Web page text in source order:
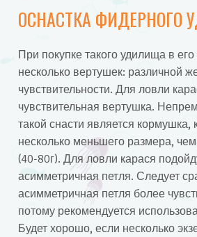
ОСНАСТКА ФИДЕРНОГО
При покупке такого удилища в
несколько вертушек: различной
чувствительности. Для ловли
чувствительная вертушка.
такой снасти является кормушка,
несколько меньшего размера,
(40-80г). Для ловли карася
асимметричная петля. Следует
асимметричная петля более
потому рекомендуется
Будет хорошо, если несколько